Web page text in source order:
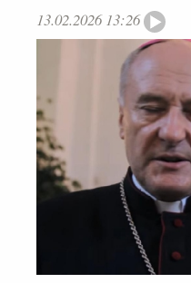
13.02.2026 13:26